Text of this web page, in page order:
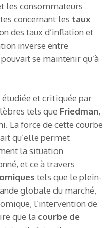
les consommateurs
concernant les taux
des taux d’inflation et
inverse entre
se maintenir qu’à
étudiée et critiquée par
tels que Friedman,
La force de cette courbe
qu’elle permet
la situation
et ce à travers
tels que le plein-
globale du marché,
l’intervention de
que la courbe de